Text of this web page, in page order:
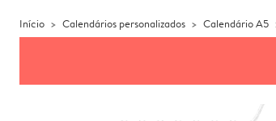
Início Calendários personalizados Calendário A5